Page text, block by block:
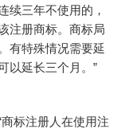
续三年不使用的，
注册商标。商标局
有特殊情况需要延
以延长三个月。”
标注册人在使用注